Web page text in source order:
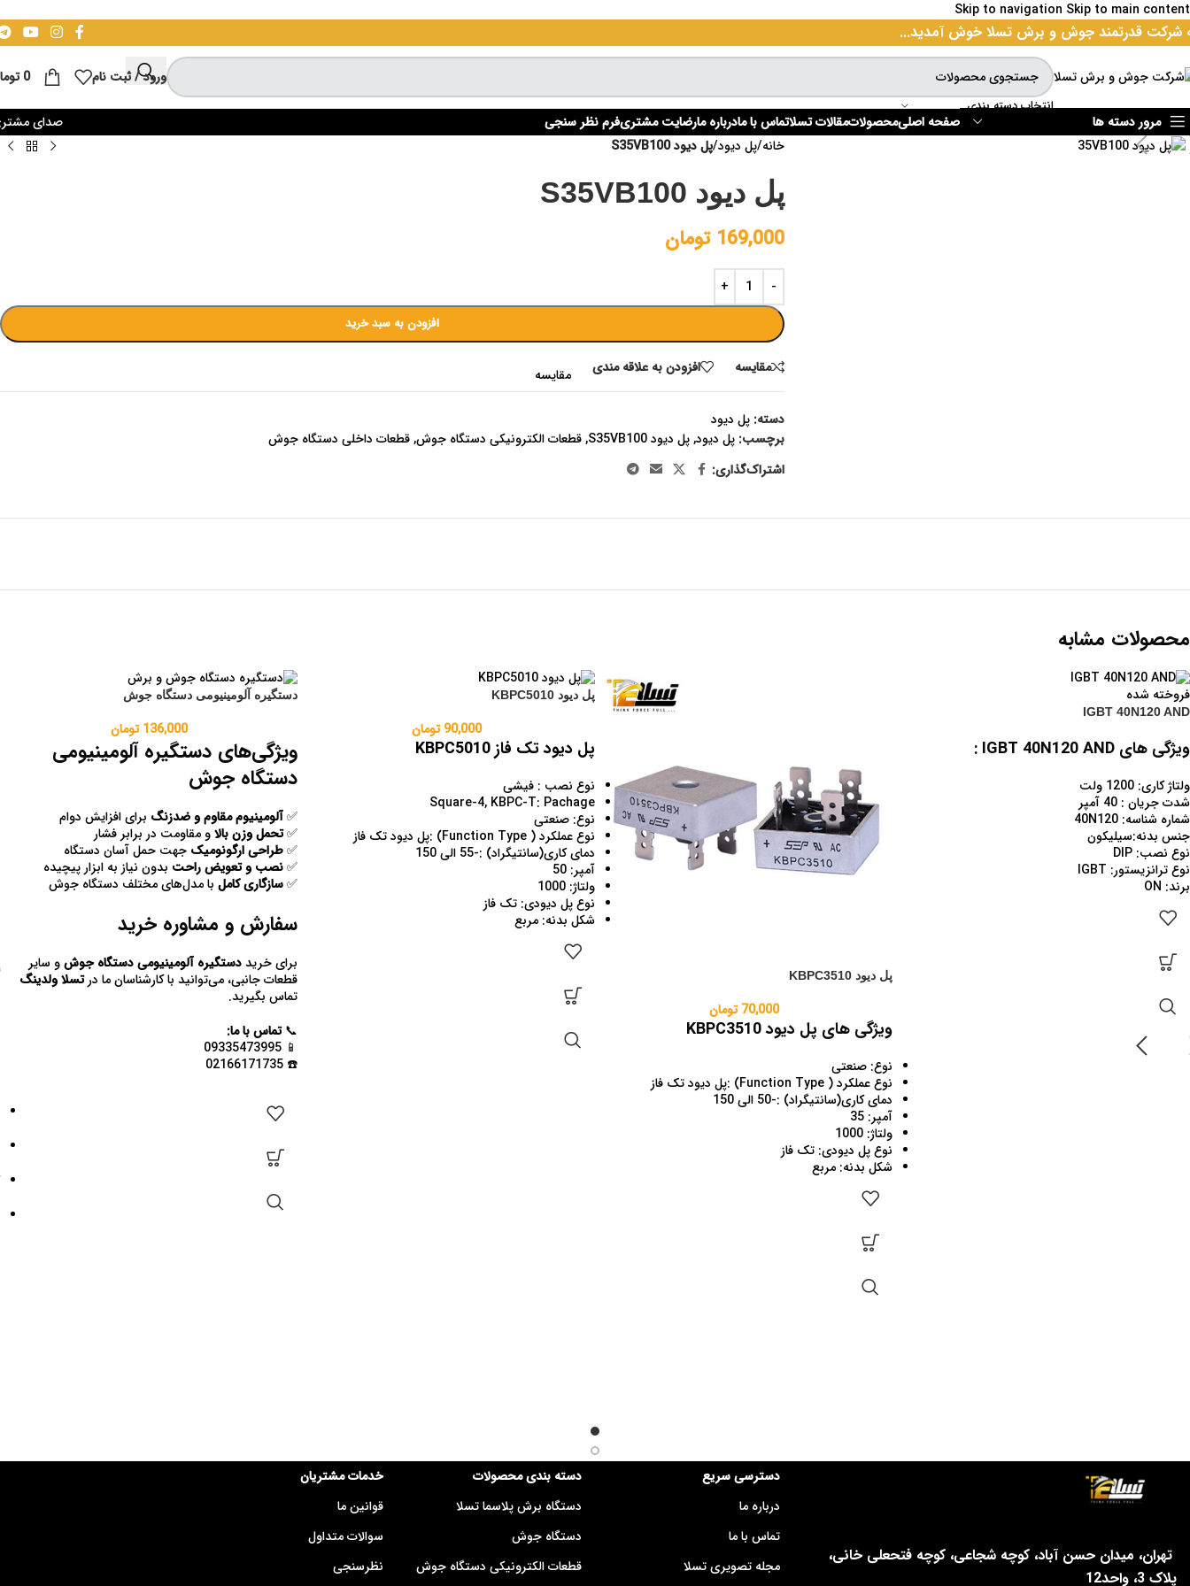
Skip to navigation Skip to main content
شرکت قدرتمند جوش و برش تسلا خوش آمدید...
انتخاب دسته بندی
ورود / ثبت نام 0
مرور دسته ها صفحه اصلیمحصولاتمقالات تسلاتماس با مادرباره مارضایت مشتریفرم نظر سنجی صدای برای بزرگنمایی کلیک کنید
خانه/پل دیود/پل ديود S35VB100
پل ديود S35VB100
169,000 تومان
افزودن به سبد خرید
مقايسه افزودن به علاقه مندی مقایسه
دسته: پل دیود
برچسب: پل دیود,پل دیود S35VB100 ,قطعات الکترونیکی دستگاه جوش,قطعات داخلی دستگاه جوش
اشتراک‌گذاری:
محصولات مشابه
فروخته شده
IGBT 40N120 AND
ویژگی های IGBT 40N120 AND :
ولتاژ کاری: 1200 ولت
شدت جریان : 40 آمپر
شماره شناسه: 40N120
جنس بدنه:سیلیکون
نوع نصب: DIP
نوع ترانزیستور: IGBT
برند: ON
پل دیود KBPC3510
70,000 تومان
ویژگی های پل دیود KBPC3510
نوع: صنعتی
نوع عملکرد ( Function Type) :
پل دیود تک فاز
دمای کاری(سانتیگراد) :-50 الی 150
آمپر: 35
ولتاژ: 1000
نوع پل دیودی: تک فاز
شکل بدنه: مربع
پل دیود KBPC5010
90,000 تومان
پل دیود تک فاز KBPC5010
نوع نصب : فیشی
Square-4, KBPC-T: Pachage
نوع: صنعتی
نوع عملکرد ( Function Type) :
پل دیود تک فاز
دمای کاری(سانتیگراد) :-55 الی 150
آمپر: 50
ولتاژ: 1000
نوع پل دیودی: تک فاز
شکل بدنه: مربع
دستگیره آلومینیومی دستگاه جوش
136,000 تومان
ویژگی‌های دستگیره آلومینیومی
دستگاه جوش
✅آلومینیوم مقاوم و ضدزنگ برای افزایش دوام
✅تحمل وزن بالاو مقاومت در برابر فشار
✅طراحی ارگونومیک جهت حمل آسان دستگاه
✅نصب و تعویض راحت بدون نیاز به ابزار پیچیده
✅سازگاری کامل با مدل‌های مختلف دستگاه جوش
سفارش و مشاوره خرید
برای خریددستگیره آلومینیومی دستگاه جوشو سایر
قطعات جانبی، می‌توانید با کارشناسان ما درتسلا ولدینگ
تماس بگیرید.
📞تماس با ما:
📱 09335473995
☎️ 02166171735
تهران، میدان حسن آباد، کوچه شجاعی، کوچه فتحعلی خانی،
پلاک 3، واحد12
دسترسی سریع
درباره ما
تماس با ما
مجله تصویری تسلا
دسته بندی محصولات
دستگاه برش پلاسما تسلا
دستگاه جوش
قطعات الکترونیکی دستگاه جوش
خدمات مشتریان
قوانین ما
سوالات متداول
نظرسنجی